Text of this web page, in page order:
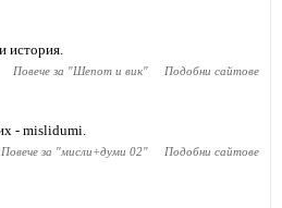
история.
Повече за "Шепот и вик" Подобни сайтове
- mislidumi.
Повече за "мисли+думи 02" Подобни сайтове